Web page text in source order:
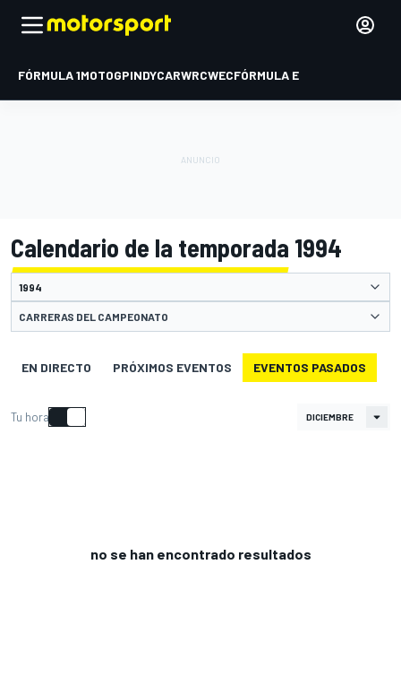
FÓRMULA 1MOTOGPINDYCARWRCWECFÓRMULA E
Calendario de la temporada 1994
CARRERAS DEL CAMPEONATO
EN DIRECTO PRÓXIMOS EVENTOS EVENTOS PASADOS
Tu hora
no se han encontrado resultados